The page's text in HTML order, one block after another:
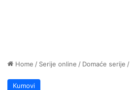
Home / Serije online / Domaće serije /
Kumovi